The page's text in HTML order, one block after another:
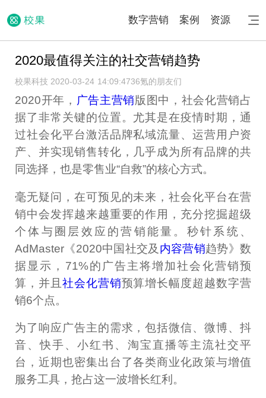
数字营销 案例 资源
2020最值得关注的社交营销趋势
校果科技 2020-03-24 14:09:4736氪的朋友们
2020开年， 广告主营销版图中，社会化营销占
据了非常关键的位置。尤其是在疫情时期，通
过社会化平台激活品牌私域流量、运营用户资
产、并实现销售转化，几乎成为所有品牌的共
同选择，也是零售业“自救”的核心方式。
毫无疑问，在可预见的未来，社会化平台在营
销中会发挥越来越重要的作用，充分挖掘超级
个体与圈层效应的营销能量。秒针系统、
AdMaster《2020中国社交及 内容营销趋势》数
据显示，71%的广告主将增加社会化营销预
算，并且 社会化营销预算增长幅度超越数字营
销6个点。
为了响应广告主的需求，包括微信、微博、抖
音、快手、小红书、淘宝直播等主流社交平
台，近期也密集出台了各类商业化政策与增值
服务工具，抢占这一波增长红利。